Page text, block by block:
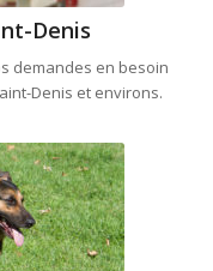
Denis
demandes en besoin
Denis et environs.